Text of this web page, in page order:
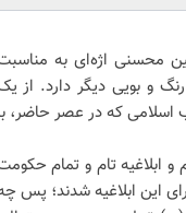
محسنی اژه‌ای به
و بویی دیگر دارد. از
اسلامی که در عصر حاضر،
و ابلاغیه تام و تمام
این ابلاغیه شدند؛ پس